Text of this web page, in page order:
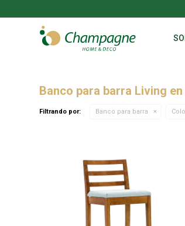
Banco para barra Living
Filtrando por: Banco para barra